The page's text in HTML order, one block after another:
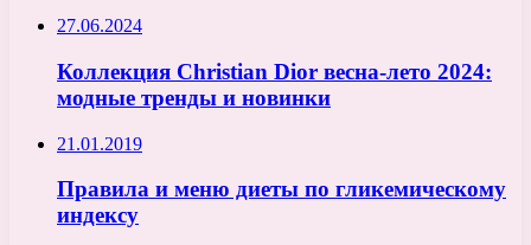
27.06.2024
Коллекция Christian Dior весна-лето 2024:
модные тренды и новинки
21.01.2019
Правила и меню диеты по гликемическому
индексу